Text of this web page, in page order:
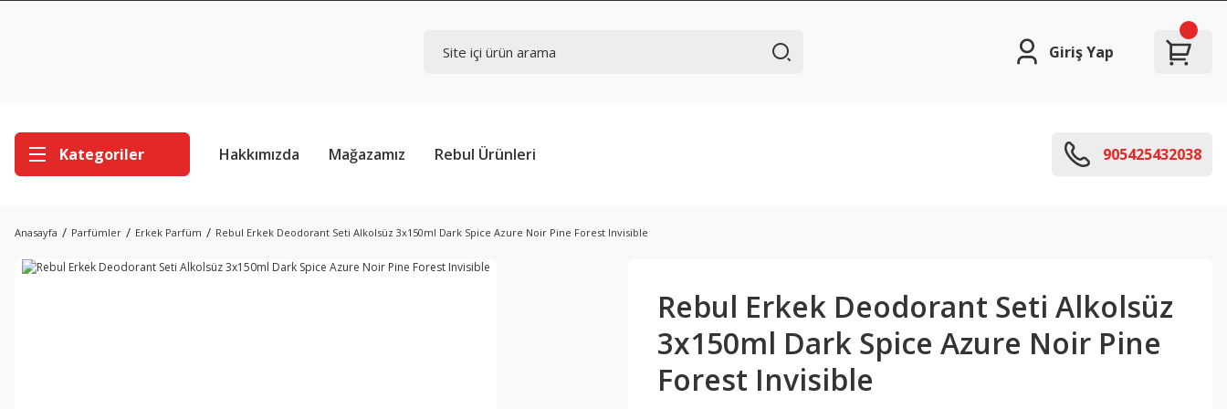
Giriş Yap
Kategoriler Hakkımızda Mağazamız Rebul Ürünleri 905425432038
Anasayfa Parfümler Erkek Parfüm Rebul Erkek Deodorant Seti Alkolsüz 3x150ml Dark Spice Azure Noir Pine Forest Invisible
Rebul Erkek Deodorant Seti Alkolsüz
3x150ml Dark Spice Azure Noir Pine
Forest Invisible